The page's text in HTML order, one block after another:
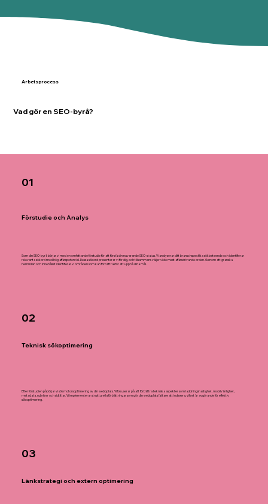
Arbetsprocess
Vad gör en SEO-byrå?
01
Förstudie och Analys
Som din SEO-byrå börjar vi med en omfattande förstudie för att förstå din nuvarande SEO-status. Vi analyserar ditt branschspecifika sökbeteende och identifierar
relevanta sökord med hög affärspotential. Dessa sökord presenterar vi för dig, och tillsammans väljer vi de mest affärsdrivande orden. Genom att granska
hemsidan och innehållet identifierar vi områden som kan förbättras för att uppnå dina mål.
02
Teknisk sökoptimering
Efter förstudien påbörjar vi sökmotorsoptimering av din webbplats. Vi fokuserar på att förbättra tekniska aspekter som laddningshastighet, mobilvänlighet,
metadata, rubriker och sidtitlar. Vi implementerar strukturella förbättringar som gör din webbplats lättare att indexera, vilket är avgörande för effektiv
sökoptimering.
03
Länkstrategi och extern optimering